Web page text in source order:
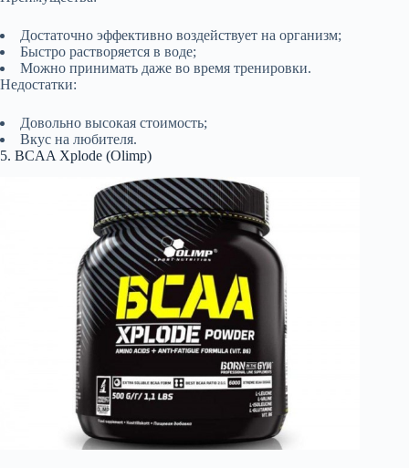
Достаточно эффективно воздействует на организм;
Быстро растворяется в воде;
Можно принимать даже во время тренировки.
Недостатки:
Довольно высокая стоимость;
Вкус на любителя.
5. BCAA Xplode (Olimp)